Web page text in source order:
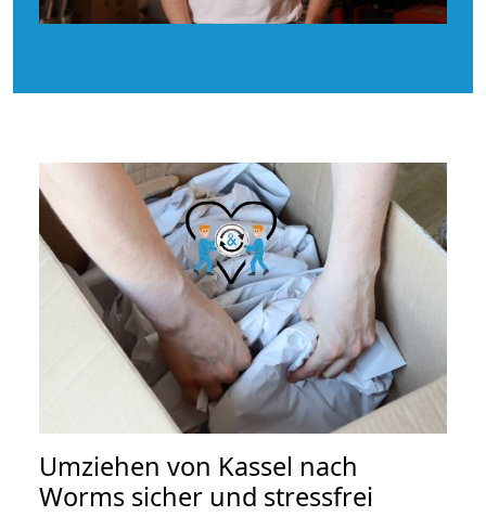
Umziehen von Kassel nach
Worms sicher und stressfrei